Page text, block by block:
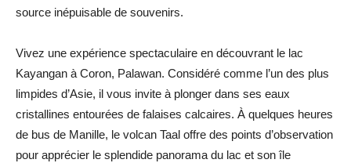
source inépuisable de souvenirs.
Vivez une expérience spectaculaire en découvrant le lac
Kayangan à Coron, Palawan. Considéré comme l’un des plus
limpides d’Asie, il vous invite à plonger dans ses eaux
cristallines entourées de falaises calcaires. À quelques heures
de bus de Manille, le volcan Taal offre des points d’observation
pour apprécier le splendide panorama du lac et son île